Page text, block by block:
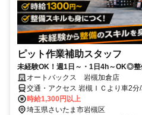
ピット作業補助スタッフ
未経験OK！週1日～・1日4h～OK◎整
オートバックス 岩槻加倉店
交通・アクセス 岩槻ＩＣより車2分
時給1,300円以上
埼玉県さいたま市岩槻区